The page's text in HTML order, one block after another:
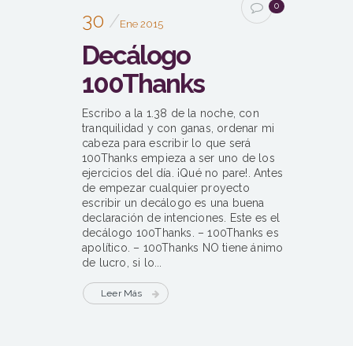
30 Ene 2015
0
Decálogo
100Thanks
Escribo a la 1.38 de la noche, con
tranquilidad y con ganas, ordenar mi
cabeza para escribir lo que será
100Thanks empieza a ser uno de los
ejercicios del día. ¡Qué no pare!. Antes
de empezar cualquier proyecto
escribir un decálogo es una buena
declaración de intenciones. Este es el
decálogo 100Thanks. – 100Thanks es
apolítico. – 100Thanks NO tiene ánimo
de lucro, si lo...
Leer Más